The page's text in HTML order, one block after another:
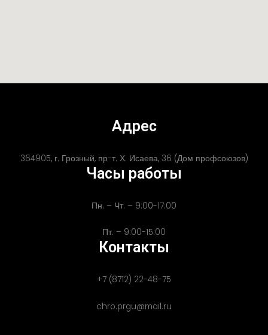
Адрес
364905, г. Грозный, пр-т. Х. Исаева, 36 (Дом профсоюзов)
Часы работы
Пн. – Чт. – 9:00-17:00
Пт. – 9:00-15:00
Контакты
+7 (8712) 22-48-75
chro.prgu@mail.ru